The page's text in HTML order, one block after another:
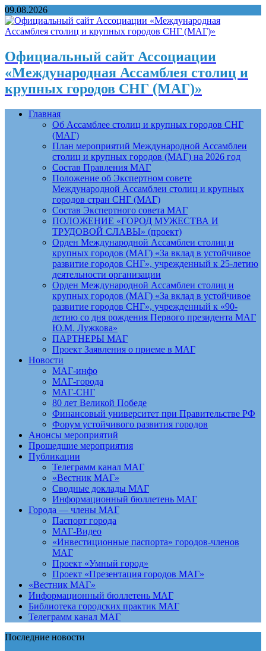
09.08.2026
Официальный сайт Ассоциации
«Международная Ассамблея столиц и
крупных городов СНГ (МАГ)»
Главная
Об Ассамблее столиц и крупных городов СНГ
(МАГ)
План мероприятий Международной Ассамблеи
столиц и крупных городов (МАГ) на 2026 год
Состав Правления МАГ
Положение об Экспертном совете
Международной Ассамблеи столиц и крупных
городов стран СНГ (МАГ)
Состав Экспертного совета МАГ
ПОЛОЖЕНИЕ «ГОРОД МУЖЕСТВА И
ТРУДОВОЙ СЛАВЫ» (проект)
Орден Международной Ассамблеи столиц и
крупных городов (МАГ) «За вклад в устойчивое
развитие городов СНГ», учрежденный к 25-летию
деятельности организации
Орден Международной Ассамблеи столиц и
крупных городов (МАГ) «За вклад в устойчивое
развитие городов СНГ», учрежденный к «90-
летию со дня рождения Первого президента МАГ
Ю.М. Лужкова»
ПАРТНЕРЫ МАГ
Проект Заявления о приеме в МАГ
Новости
МАГ-инфо
МАГ-города
МАГ-СНГ
80 лет Великой Победе
Финансовый университет при Правительстве РФ
Форум устойчивого развития городов
Анонсы мероприятий
Прошедшие мероприятия
Публикации
Телеграмм канал МАГ
«Вестник МАГ»
Сводные доклады МАГ
Информационный бюллетень МАГ
Города — члены МАГ
Паспорт города
МАГ-Видео
«Инвестиционные паспорта» городов-членов
МАГ
Проект «Умный город»
Проект «Презентация городов МАГ»
«Вестник МАГ»
Информационный бюллетень МАГ
Библиотека городских практик МАГ
Телеграмм канал МАГ
Последние новости